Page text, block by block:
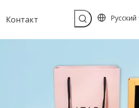
Контакт Pусский